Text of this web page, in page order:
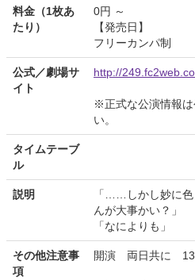
料金（1枚あ
たり）
0円 ～
【発売日】
フリーカンパ制
公式／劇場サ
イト
http://
※正式な公演情報は
い。
タイムテーブ
ル
説明
「……しかし妙に色
んが大事かい？」
「なによりも」
その他注意事
項
開演 両日共に